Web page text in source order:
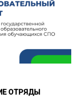
ОТРЯДЫ